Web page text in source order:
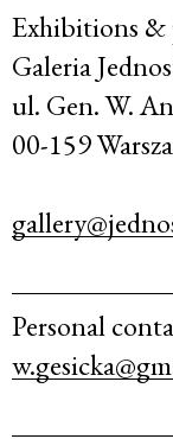
Exhibitions &
Galeria
ul. Gen. W.
00-159
Personal